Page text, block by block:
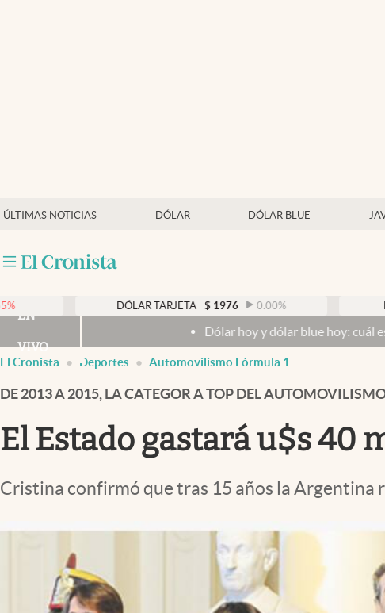
ÚLTIMAS NOTICIAS DÓLAR DÓLAR BLUE
Mercados Online
Infotechnology
Clase
Clima
Mundial 2026
Eventos Corporativos
abre en nueva pestaña
DÓLAR TARJETA $ 1976 0.00% DÓLAR
EN
VIVO
Dólar hoy y dólar blue hoy: cuál es la
El Cronista Deportes Automovilismo Fórmula 1
DE 2013 A 2015, LA CATEGOR A TOP DEL
El Estado gastará u$s 40
Cristina confirmó que tras 15 años la Argentina